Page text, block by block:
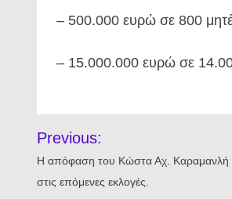
– 500.000 ευρώ σε 800
– 15.000.000 ευρώ σε
άρθρων
Previous:
Η απόφαση του Κώστα Αχ. Καραμανλή
στις επόμενες εκλογές.